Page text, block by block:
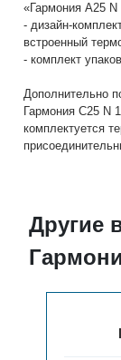
«Гармония А25
- дизайн-
встроенный
- комплект
Дополнительно
Гармония С25 N
комплектуется
Другие